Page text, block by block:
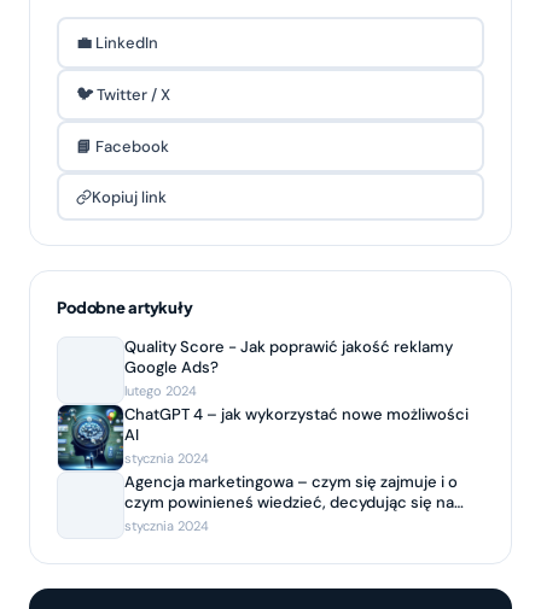
💼 LinkedIn
🐦 Twitter / X
📘 Facebook
Kopiuj link
Podobne artykuły
Quality Score - Jak poprawić jakość reklamy
Google Ads?
lutego 2024
ChatGPT 4 – jak wykorzystać nowe możliwości
AI
stycznia 2024
Agencja marketingowa – czym się zajmuje i o
czym powinieneś wiedzieć, decydując się na
współpracę?
stycznia 2024